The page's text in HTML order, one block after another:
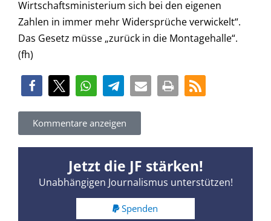
Wirtschaftsministerium sich bei den eigenen
Zahlen in immer mehr Widersprüche verwickelt“.
Das Gesetz müsse „zurück in die Montagehalle“.
(fh)
Kommentare anzeigen
Jetzt die JF stärken!
Unabhängigen Journalismus unterstützen!
Spenden